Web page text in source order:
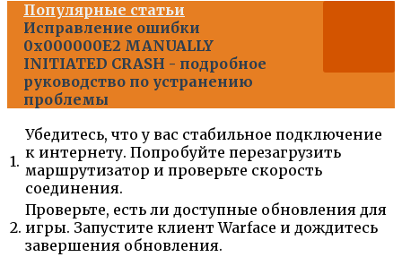
Популярные статьи
Исправление ошибки
0x000000E2 MANUALLY
INITIATED CRASH - подробное
руководство по устранению
проблемы
1.
Убедитесь, что у вас стабильное подключение
к интернету. Попробуйте перезагрузить
маршрутизатор и проверьте скорость
соединения.
2.
Проверьте, есть ли доступные обновления для
игры. Запустите клиент Warface и дождитесь
завершения обновления.